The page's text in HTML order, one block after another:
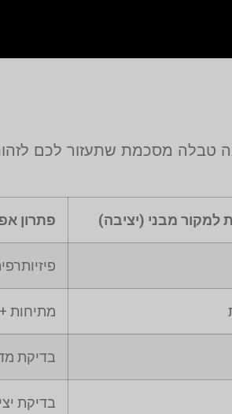
טבלה מסכמת שתעזור לכם
למקור מבני (יציבה) פתרון
מתיחות
בדיקת
בדיקת